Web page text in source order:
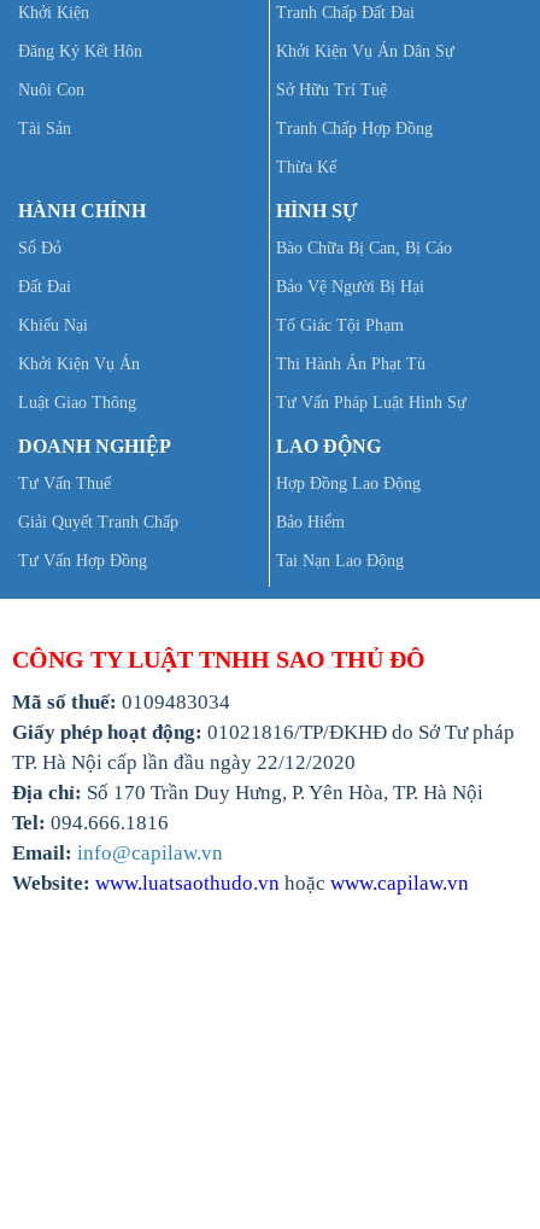
Khởi Kiện
Đăng Ký Kết Hôn
Nuôi Con
Tài Sản
Tranh Chấp Đất Đai
Khởi Kiện Vụ Án Dân Sự
Sở Hữu Trí Tuệ
Tranh Chấp Hợp Đồng
Thừa Kế
HÀNH CHÍNH
Sổ Đỏ
Đất Đai
Khiếu Nại
Khởi Kiện Vụ Án
Luật Giao Thông
HÌNH SỰ
Bào Chữa Bị Can, Bị Cáo
Bảo Vệ Người Bị Hại
Tố Giác Tội Phạm
Thi Hành Án Phạt Tù
Tư Vấn Pháp Luật Hình Sự
DOANH NGHIỆP
Tư Vấn Thuế
Giải Quyết Tranh Chấp
Tư Vấn Hợp Đồng
LAO ĐỘNG
Hợp Đồng Lao Động
Bảo Hiểm
Tai Nạn Lao Động
CÔNG TY LUẬT TNHH SAO THỦ ĐÔ
Mã số thuế: 0109483034
Giấy phép hoạt động: 01021816/TP/ĐKHĐ do Sở Tư pháp
TP. Hà Nội cấp lần đầu ngày 22/12/2020
Địa chỉ: Số 170 Trần Duy Hưng, P. Yên Hòa, TP. Hà Nội
Tel: 094.666.1816
Email: info@capilaw.vn
Website: www.luatsaothudo.vn hoặc www.capilaw.vn